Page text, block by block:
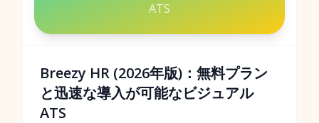
ATS
Breezy HR (2026年版)：無料プラン
と迅速な導入が可能なビジュアル
ATS